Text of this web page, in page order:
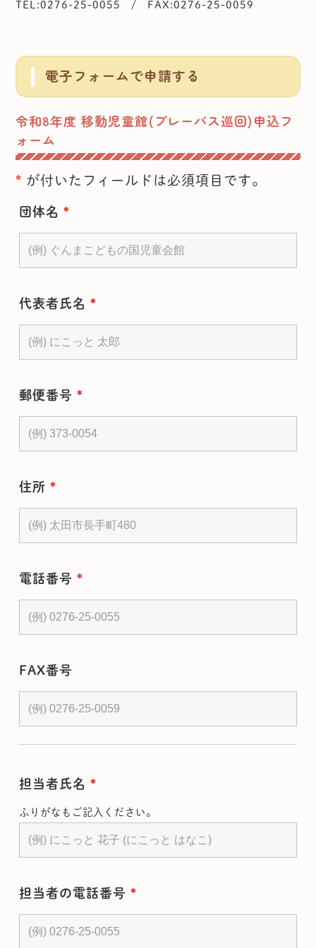
TEL:0276-25-0055 / FAX:0276-25-0059
電子フォームで申請する
令和8年度 移動児童館(プレーバス巡回)申込フ
ォーム
* が付いたフィールドは必須項目です。
団体名*
代表者氏名*
郵便番号*
住所*
電話番号*
FAX番号
担当者氏名*
ふりがなもご記入ください。
担当者の電話番号*